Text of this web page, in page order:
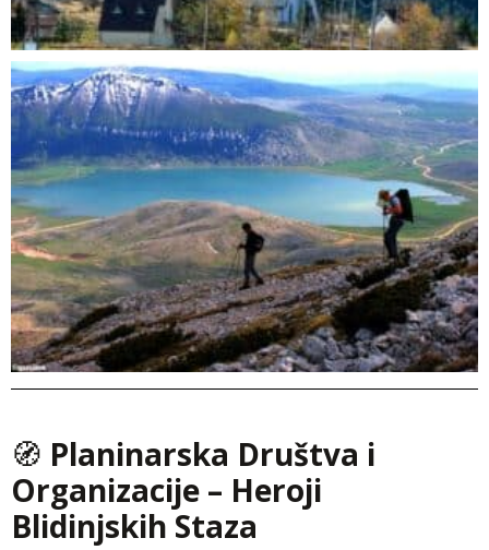
🧭 Planinarska Društva i
Organizacije – Heroji
Blidinjskih Staza